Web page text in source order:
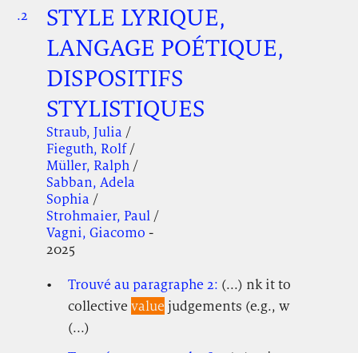
.2
STYLE LYRIQUE,
LANGAGE POÉTIQUE,
DISPOSITIFS
STYLISTIQUES
Straub, Julia/
Fieguth, Rolf/
Müller, Ralph/
Sabban, Adela
Sophia/
Strohmaier, Paul/
Vagni, Giacomo -
2025
Trouvé au paragraphe 2: (...) nk it to
collective value judgements (e.g., w
(...)